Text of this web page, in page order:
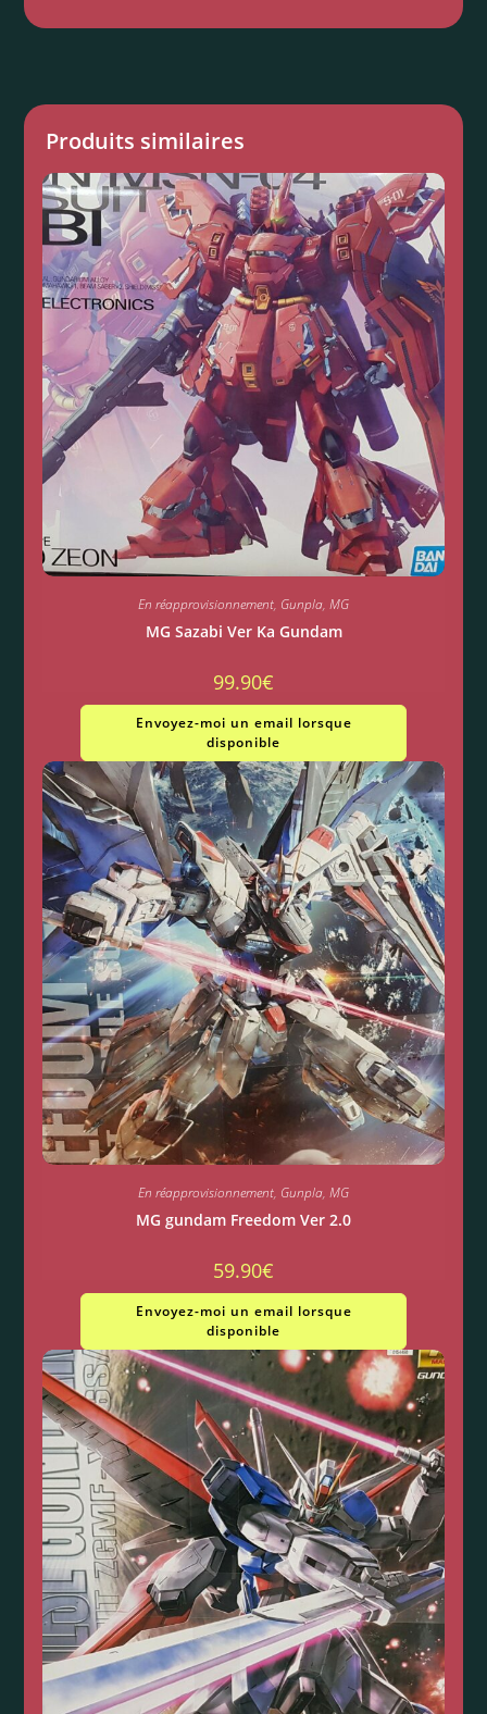
Produits similaires
En réapprovisionnement, Gunpla, MG
MG Sazabi Ver Ka Gundam
99.90€
Envoyez-moi un email lorsque
disponible
En réapprovisionnement, Gunpla, MG
MG gundam Freedom Ver 2.0
59.90€
Envoyez-moi un email lorsque
disponible